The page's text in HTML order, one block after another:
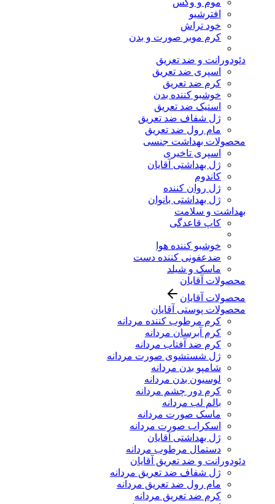
موم و وکس
افترشیو
خود تراش
کرم موبر صورت و بدن
دئودورانت و ضد تعریق
اسپری ضد تعریق
کرم ضد تعریق
خوشبو کننده بدن
استیک ضد تعریق
ژل شفاف ضد تعریق
مام رول ضد تعریق
محصولات بهداشت جنسی
اسپری تاخیری
ژل بهداشتی آقایان
کاندوم
ژل روان کننده
ژل بهداشتی بانوان
بهداشت و سلامت
کاپ قاعدگی
خوشبو کننده هوا
ضدعفونی کننده دست
ماسک و شیلد
محصولات آقایان
محصولات آقایان
محصولات پوستی آقایان
کرم مرطوب کننده مردانه
کرم آبرسان مردانه
کرم ضد آفتاب مردانه
ژل شستشوی صورت مردانه
شامپو بدن مردانه
لوسیون بدن مردانه
کرم دور چشم مردانه
بالم لب مردانه
ماسک صورت مردانه
اسکراب صورت مردانه
ژل بهداشتی آقایان
دستمال مرطوب مردانه
دئودورانت و ضد تعریق آقایان
ژل شفاف ضد تعریق مردانه
مام رول ضد تعریق مردانه
کرم ضد تعریق مردانه